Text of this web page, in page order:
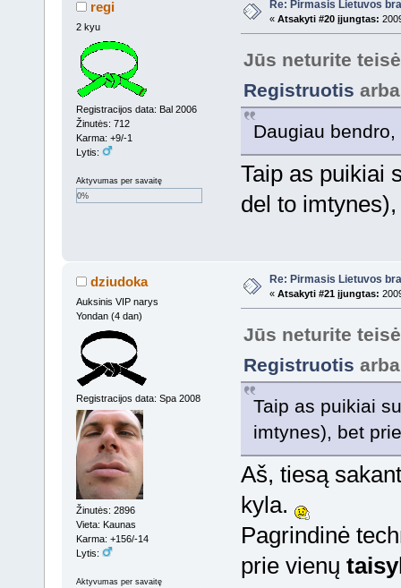
regi
2 kyu
Registracijos data: Bal 2006
Žinutės: 712
Karma: +9/-1
Lytis:
Aktyvumas per savaitę
0%
Re: Pirmasis Lietuvos
« Atsakyti #20 įjungtas:
Jūs neturite
Registruotis
Daugiau
Taip as puikiai
del to
dziudoka
Auksinis VIP narys
Yondan (4 dan)
Registracijos data: Spa 2008
Žinutės: 2896
Vieta: Kaunas
Karma: +156/-14
Lytis:
Aktyvumas per savaitę
Re: Pirmasis Lietuvos
« Atsakyti #21 įjungtas:
Jūs neturite
Registruotis
Taip as puikiai
imtynes), bet
Aš, tiesą
kyla.
Pagrindinė
prie vienų